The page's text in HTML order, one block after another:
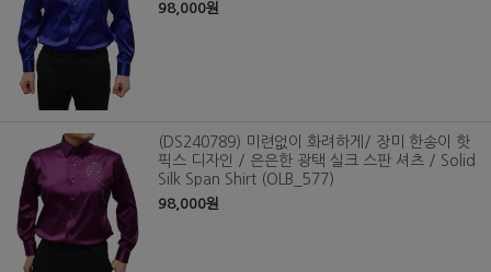
98,000원
(DS240789) 미련없이 화려하게/ 장미 한송이 핫
픽스 디자인 / 은은한 광택 실크 스판 셔츠 / Solid
Silk Span Shirt (OLB_577)
98,000원